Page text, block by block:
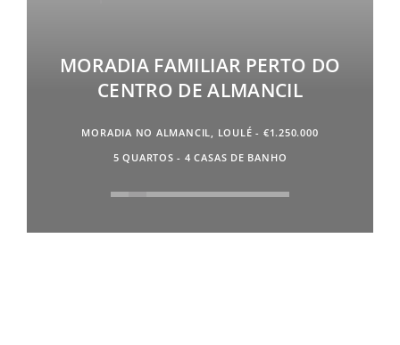
MORADIA FAMILIAR PERTO DO
CENTRO DE ALMANCIL
MORADIA NO ALMANCIL, LOULÉ - €1.250.000
5 QUARTOS - 4 CASAS DE BANHO